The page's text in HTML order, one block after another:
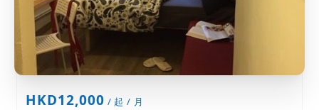
HKD12,000 / 起 / 月